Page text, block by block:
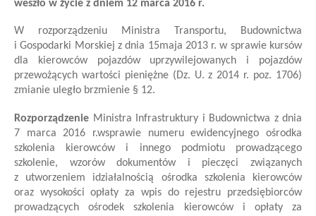
weszło w życie z dniem 12 marca 2016 r.
W rozporządzeniu Ministra Transportu, Budownictwa
i Gospodarki Morskiej z dnia 15maja 2013 r. w sprawie kursów
dla kierowców pojazdów uprzywilejowanych i pojazdów
przewożących wartości pieniężne (Dz. U. z 2014 r. poz. 1706)
zmianie uległo brzmienie § 12.
Rozporządzenie Ministra Infrastruktury i Budownictwa z dnia
7 marca 2016 r.wsprawie numeru ewidencyjnego ośrodka
szkolenia kierowców i innego podmiotu prowadzącego
szkolenie, wzorów dokumentów i pieczęci związanych
z utworzeniem idziałalnością ośrodka szkolenia kierowców
oraz wysokości opłaty za wpis do rejestru przedsiębiorców
prowadzących ośrodek szkolenia kierowców i opłaty za